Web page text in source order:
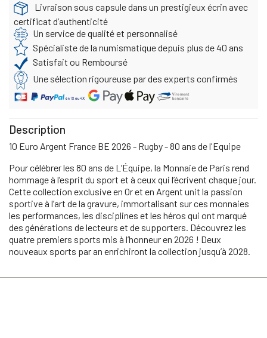
Livraison sous capsule dans un prestigieux écrin avec
certificat d’authenticité
Un service de qualité et personnalisé
Spécialiste de la numismatique depuis plus de 40 ans
Satisfait ou Remboursé
Une sélection rigoureuse par des experts confirmés
Description
10 Euro Argent France BE 2026 - Rugby - 80 ans de l'Equipe
Pour célébrer les 80 ans de L’Équipe, la Monnaie de Paris rend
hommage à l’esprit du sport et à ceux qui l’écrivent chaque jour.
Cette collection exclusive en Or et en Argent unit la passion
sportive à l’art de la gravure, immortalisant sur ces monnaies
les performances, les disciplines et les héros qui ont marqué
des générations de lecteurs et de supporters. Découvrez les
quatre premiers sports mis à l’honneur en 2026 ! Deux
nouveaux sports par an enrichiront la collection jusqu’à 2028.